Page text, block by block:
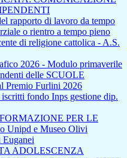
rapporto di lavoro da tempo
o rientro a tempo pieno
di religione cattolica - A.S.
2026 - Modulo primaverile
delle SCUOLE
Premio Furlini 2026
fondo Inps gestione dip.
PER LE
Unipd e Museo Olivi
ADOLESCENZA